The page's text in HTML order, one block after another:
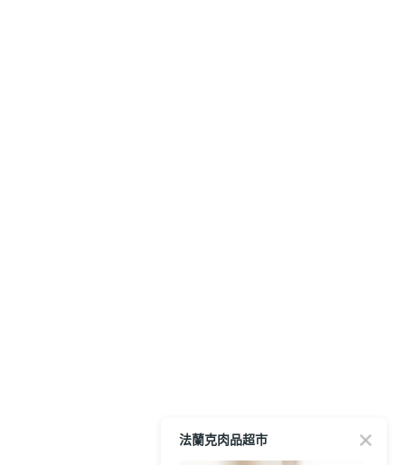
法蘭克肉品超市